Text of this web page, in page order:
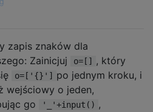
zapis znaków dla
Zainicjuj
o=[]
, który
o=['{}']
po jednym kroku, i
wejściowy o jeden,
go
'_'+input() ,